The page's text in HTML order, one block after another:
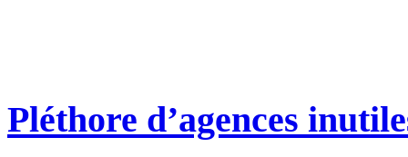
Pléthore d’agences